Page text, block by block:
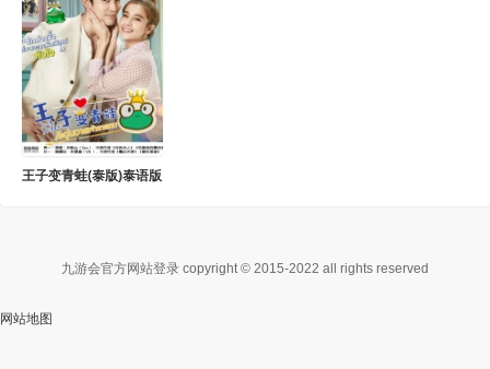
王子变青蛙(泰版)泰语版
九游会官方网站登录 copyright © 2015-2022 all rights reserved
网站地图